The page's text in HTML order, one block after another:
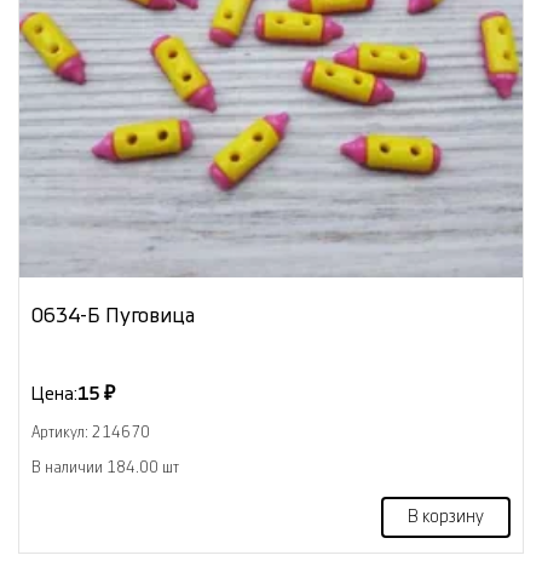
0634-Б Пуговица
Цена:15 ₽
Артикул: 214670
В наличии 184.00 шт
В корзину